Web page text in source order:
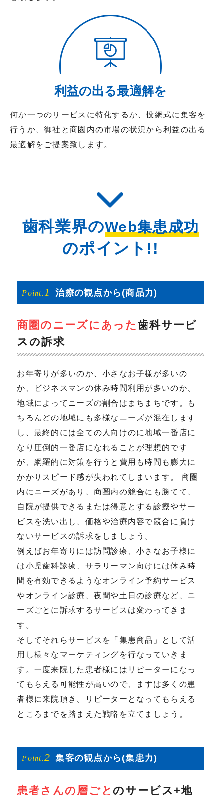
利益の出る最適解を
何か一つのサービスに特化するか、投網式に集客を
行うか、御社と商圏内の市場の状況から利益の出る
最適解をご提案致します。
歯科業界のWeb集患成功
のポイント!!
Point.1 治療の観点から (商品力)
商圏のニーズにあった 歯科サービ
スの訴求
お年寄りが多いのか、小さなお子様が多いの
か、ビジネスマンの休み時間利用が多いのか、
地域によってニーズの割合はまちまちです。も
ちろんどの地域にも多様なニーズが混在します
し、最終的には全ての人向けのに地域一番店に
なり圧倒的一番店になれることが理想的です
が、網羅的に対策を行うと費用も時間も膨大に
かかりスピード感が失われてしまいます。 商圏
内にニーズがあり、商圏内の競合にも勝てて、
自院が提供できるまたは得意とする診療やサー
ビスを洗い出し、価格や治療内容で競合に負け
ないサービスの訴求をしましょう。
例えばお年寄りには訪問診療、小さなお子様に
は小児歯科診療、サラリーマン向けには休み時
間を有効できるようなオンライン予約サービス
やオンライン診療、夜間や土日の診療など、ニ
ーズごとに訴求するサービスは変わってきま
す。
そしてそれらサービスを「集患商品」として活
用し様々なマーケティングを行なっていきま
す。一度来院した患者様にはリピーターになっ
てもらえる可能性が高いので、まずは多くの患
者様に来院頂き、リピーターとなってもらえる
ところまでを踏まえた戦略を立てましょう。
Point.2 集客の観点から (集患力)
患者さんの層ごとのサービス+地